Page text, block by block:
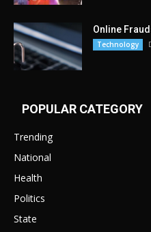
Online
Technology
POPULAR CATEGORY
Trending
National
Health
Politics
State